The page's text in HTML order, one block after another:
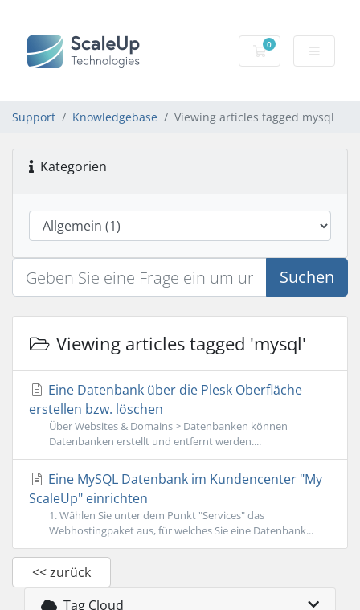
0
Mein Warenkorb
Support Knowledgebase Viewing articles tagged mysql
Kategorien
Suchen
Viewing articles tagged 'mysql'
Eine Datenbank über die Plesk Oberfläche
erstellen bzw. löschen
Über Websites & Domains > Datenbanken können
Datenbanken erstellt und entfernt werden....
Eine MySQL Datenbank im Kundencenter "My
ScaleUp" einrichten
1. Wählen Sie unter dem Punkt "Services" das
Webhostingpaket aus, für welches Sie eine Datenbank...
<< zurück
Tag Cloud